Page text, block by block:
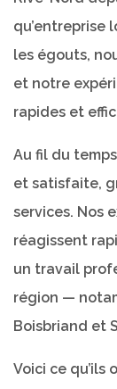
qu’entreprise
les égouts,
et notre
rapides et
Au fil du
et satisfaite,
services. Nos
réagissent
un travail
région —
Boisbriand et
Voici ce qu’ils